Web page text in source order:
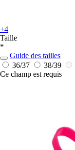
+4
Taille
*
Guide des tailles
36/37
38/39
Ce champ est requis